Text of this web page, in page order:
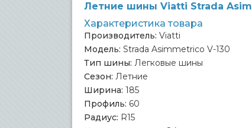
Летние шины Viatti Strada
Характеристика товара
Производитель: Viatti
Модель: Strada Asimmetrico V-130
Тип шины: Легковые шины
Сезон: Летние
Ширина: 185
Профиль: 60
Радиус: R15